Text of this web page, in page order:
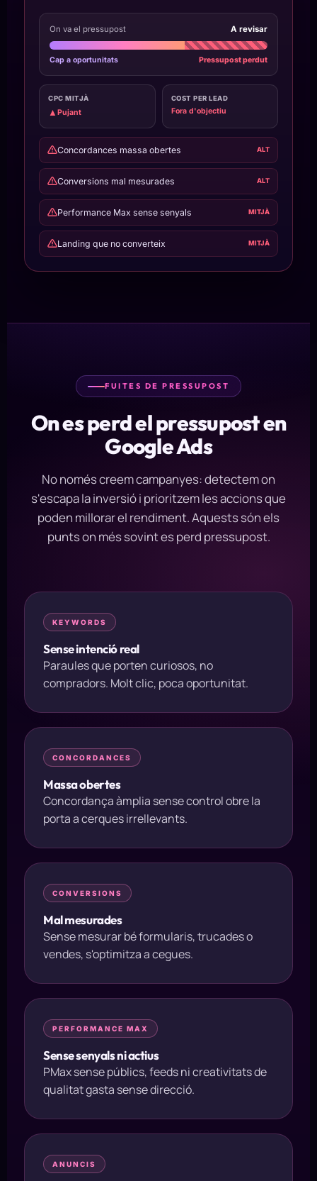
On va el pressupost A revisar
Cap a oportunitats Pressupost perdut
CPC MITJÀ
▲ Pujant
COST PER LEAD
Fora d'objectiu
Concordances massa obertes ALT
Conversions mal mesurades ALT
Performance Max sense senyals MITJÀ
Landing que no converteix MITJÀ
FUITES DE PRESSUPOST
On es perd el pressupost en
Google Ads
No només creem campanyes: detectem on
s'escapa la inversió i prioritzem les accions que
poden millorar el rendiment. Aquests són els
punts on més sovint es perd pressupost.
KEYWORDS
Sense intenció real
Paraules que porten curiosos, no
compradors. Molt clic, poca oportunitat.
CONCORDANCES
Massa obertes
Concordança àmplia sense control obre la
porta a cerques irrellevants.
CONVERSIONS
Mal mesurades
Sense mesurar bé formularis, trucades o
vendes, s'optimitza a cegues.
PERFORMANCE MAX
Sense senyals ni actius
PMax sense públics, feeds ni creativitats de
qualitat gasta sense direcció.
ANUNCIS